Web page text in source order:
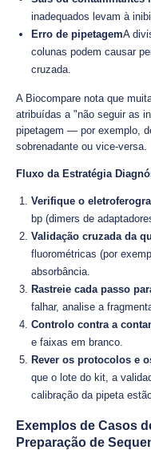
inadequados levam à
Erro de pipetagemA
colunas podem causar
cruzada.
A Biocompare nota que
atribuídas a "não seguir as
pipetagem — por exemplo,
sobrenadante ou vice-versa.
Fluxo da Estratégia
Verifique o
bp (dimers de
Validação cruzada da
fluorométricas (por
absorbância.
Rastreie cada passo
falhar, analise a
Controlo contra a
e faixas em branco.
Rever os protocolos e
que o lote do kit, a
calibração da pipeta
Exemplos de Casos
Preparação de